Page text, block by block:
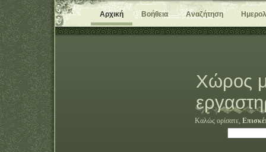
Αρχική Βοήθεια Αναζήτηση
Χώρος
Καλώς ορίσατε,